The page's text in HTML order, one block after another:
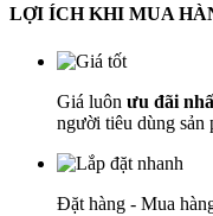
LỢI ÍCH KHI MUA
Giá luôn ưu đãi
người tiêu dùng sản
Đặt hàng - Mua